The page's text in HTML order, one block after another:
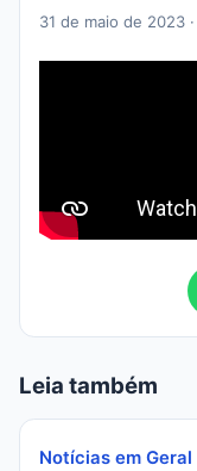
31 de maio de 2023 ·
Leia também
Notícias em Geral